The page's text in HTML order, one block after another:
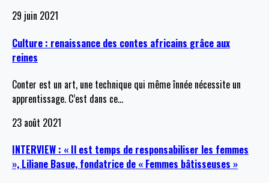
29 juin 2021
Culture : renaissance des contes africains grâce aux
reines
Conter est un art, une technique qui même înnée nécessite un
apprentissage. C’est dans ce…
23 août 2021
INTERVIEW : « Il est temps de responsabiliser les femmes
», Liliane Basue, fondatrice de « Femmes bâtisseuses »